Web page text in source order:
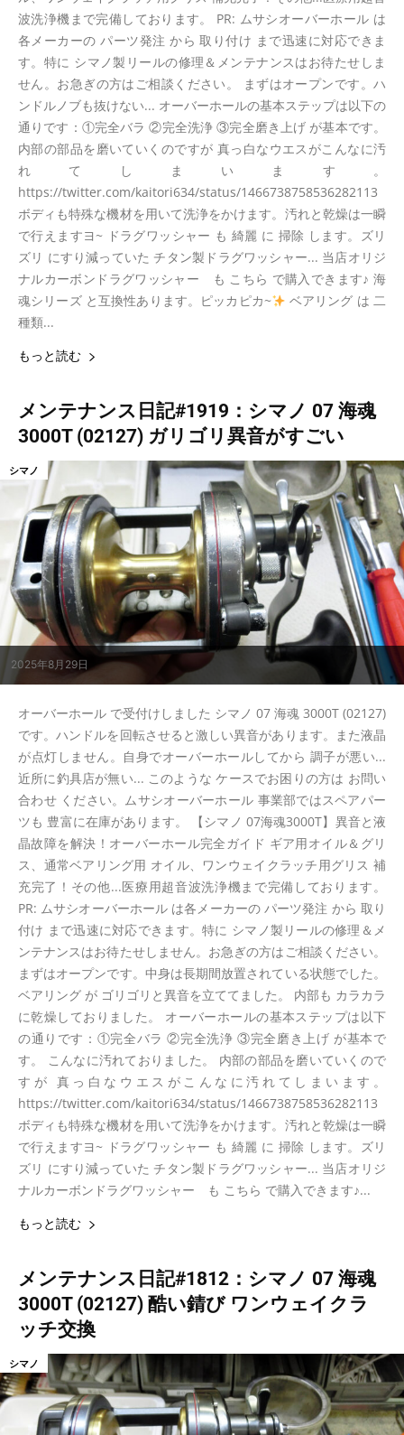
波洗浄機まで完備しております。 PR: ムサシオーバーホール は
各メーカーの パーツ発注 から 取り付け まで迅速に対応できま
す。特に シマノ製リールの修理＆メンテナンスはお待たせしま
せん。お急ぎの方はご相談ください。 まずはオープンです。ハ
ンドルノブも抜けない... オーバーホールの基本ステップは以下の
通りです：①完全バラ ②完全洗浄 ③完全磨き上げ が基本です。
内部の部品を磨いていくのですが 真っ白なウエスがこんなに汚
れてしまいます。
https://twitter.com/kaitori634/status/1466738758536282113
ボディも特殊な機材を用いて洗浄をかけます。汚れと乾燥は一瞬
で行えますヨ~ ドラグワッシャー も 綺麗 に 掃除 します。ズリ
ズリ にすり減っていた チタン製ドラグワッシャー... 当店オリジ
ナルカーボンドラグワッシャー も こちら で購入できます♪ 海
魂シリーズ と互換性あります。ピッカピカ~
ベアリング は 二
種類...
もっと読む
メンテナンス日記#1919：シマノ 07 海魂
3000T (02127) ガリゴリ異音がすごい
2025年8月29日
シマノ
オーバーホール で受付けしました シマノ 07 海魂 3000T (02127)
です。ハンドルを回転させると激しい異音があります。また液晶
が点灯しません。自身でオーバーホールしてから 調子が悪い...
近所に釣具店が無い... このような ケースでお困りの方は お問い
合わせ ください。ムサシオーバーホール 事業部ではスペアパー
ツも 豊富に在庫があります。 【シマノ 07海魂3000T】異音と液
晶故障を解決！オーバーホール完全ガイド ギア用オイル＆グリ
ス、通常ベアリング用 オイル、ワンウェイクラッチ用グリス 補
充完了！その他...医療用超音波洗浄機まで完備しております。
PR: ムサシオーバーホール は各メーカーの パーツ発注 から 取り
付け まで迅速に対応できます。特に シマノ製リールの修理＆メ
ンテナンスはお待たせしません。お急ぎの方はご相談ください。
まずはオープンです。中身は長期間放置されている状態でした。
ベアリング が ゴリゴリと異音を立ててました。 内部も カラカラ
に乾燥しておりました。 オーバーホールの基本ステップは以下
の通りです：①完全バラ ②完全洗浄 ③完全磨き上げ が基本で
す。 こんなに汚れておりました。 内部の部品を磨いていくので
すが 真っ白なウエスがこんなに汚れてしまいます。
https://twitter.com/kaitori634/status/1466738758536282113
ボディも特殊な機材を用いて洗浄をかけます。汚れと乾燥は一瞬
で行えますヨ~ ドラグワッシャー も 綺麗 に 掃除 します。ズリ
ズリ にすり減っていた チタン製ドラグワッシャー... 当店オリジ
ナルカーボンドラグワッシャー も こちら で購入できます♪...
もっと読む
メンテナンス日記#1812：シマノ 07 海魂
3000T (02127) 酷い錆び ワンウェイクラ
ッチ交換
シマノ